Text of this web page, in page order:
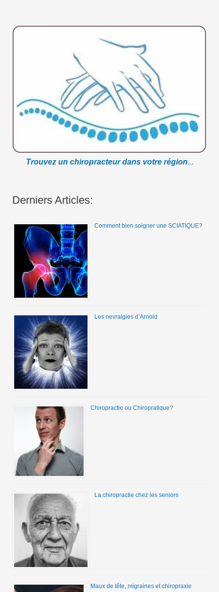
Trouvez un chiropracteur dans votre région...
Derniers Articles:
Comment bien soigner une SCIATIQUE?
Les nevralgies d’Arnold
Chiropractie ou Chiropratique?
La chiropractie chez les seniors
Maux de tête, migraines et chiropraxie